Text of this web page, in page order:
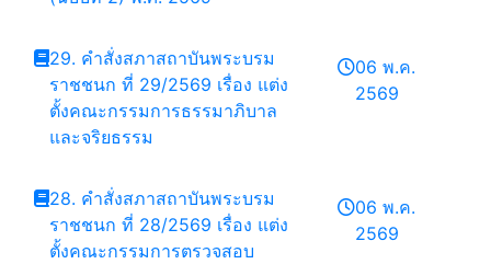
29. คำสั่งสภาสถาบันพระบรม
ราชชนก ที่ 29/2569 เรื่อง แต่ง
ตั้งคณะกรรมการธรรมาภิบาล
และจริยธรรม
06 พ.ค.
2569
28. คำสั่งสภาสถาบันพระบรม
ราชชนก ที่ 28/2569 เรื่อง แต่ง
ตั้งคณะกรรมการตรวจสอบ
06 พ.ค.
2569